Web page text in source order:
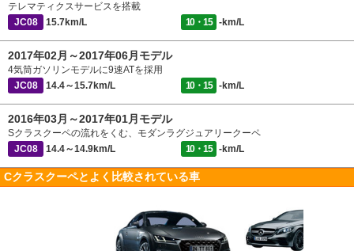
テレマティクスサービスを搭載
JC08
15.7km/L 10・15 -km/L
2017年02月～2017年06月モデル
4気筒ガソリンモデルに9速ATを採用
JC08
14.4～15.7km/L 10・15 -km/L
2016年03月～2017年01月モデル
Sクラスクーペの流れをくむ、モダンラグジュアリークーペ
JC08
14.4～14.9km/L 10・15 -km/L
Cクラスクーペとよく比較されている車